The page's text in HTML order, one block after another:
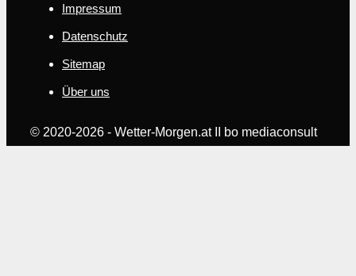
Impressum
Datenschutz
Sitemap
Über uns
© 2020-2026 - Wetter-Morgen.at II bo mediaconsult